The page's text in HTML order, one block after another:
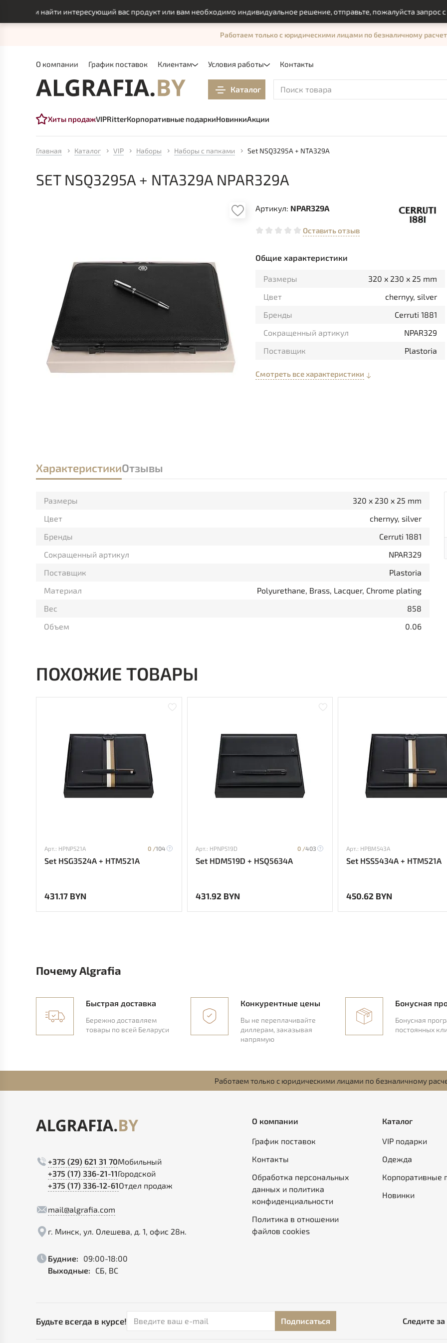
найти интересующий вас продукт или вам необходимо индивидуальное решение, отправьте, пожалуйста запрос с
О компании График поставок Клиентам Условия работы Контакты
Работаем только с юридическими лицами по безналичному
Каталог
Хиты продажVIPRitterКорпоративные подаркиНовинкиАкции
Главная Каталог VIP Наборы Наборы с папками Set NSQ3295A + NTA329A
SET NSQ3295A + NTA329A NPAR329A
Артикул: NPAR329A
Оставить отзыв
Общие характеристики
Размеры
320 x 230 x 25 mm
Цвет
chernyy, silver
Бренды
Cerruti 1881
Сокращенный артикул
NPAR329
Поставщик
Plastoria
Смотреть все характеристики
ХарактеристикиОтзывы
Размеры
320 x 230 x 25 mm
Цвет
chernyy, silver
Бренды
Cerruti 1881
Сокращенный артикул
NPAR329
Поставщик
Plastoria
Материал
Polyurethane, Brass, Lacquer, Chrome plating
Вес
858
Объем
0.06
ПОХОЖИЕ ТОВАРЫ
Арт.: HPNP521A 0 /104
Set HSG3524A + HTM521A
431.17 BYN
Арт.: HPNP519D 0 /403
Set HDM519D + HSQ5634A
431.92 BYN
Арт.: HPBM543A
Set HSS5434A + HTM521A
450.62 BYN
Почему Algrafia
Быстрая доставка
Бережно доставляем
товары по всей Беларуси
Конкурентные цены
Вы не переплачивайте
диллерам, заказывая
напрямую
Бонусная
Бонусная
постоянных
Работаем только с юридическими лицами по безналичному
+375 (29) 621 31 70Мобильный
+375 (17) 336-21-11Городской
+375 (17) 336-12-61Отдел продаж
mail@algrafia.com
г. Минск, ул. Олешева, д. 1, офис 28н.
Будние:
09:00-18:00
Выходные:
СБ, ВС
О компании
График поставок
Контакты
Обработка персональных
данных и политика
конфиденциальности
Политика в отношении
файлов cookies
Каталог
VIP подарки
Одежда
Корпоративные
Новинки
Будьте всегда в курсе! Подписаться Следите